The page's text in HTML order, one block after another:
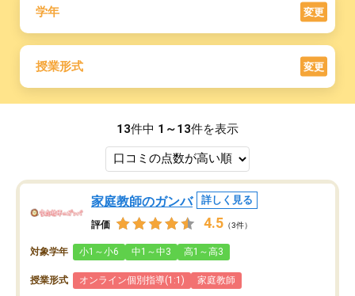
学年 変更
授業形式 変更
13件中 1～13件を表示
家庭教師のガンバ 詳しく見る
評価 4.5 （3件）
対象学年 小1～小6 中1～中3 高1～高3
授業形式 オンライン個別指導(1:1) 家庭教師